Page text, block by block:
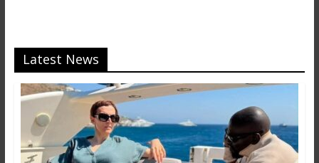
Latest News